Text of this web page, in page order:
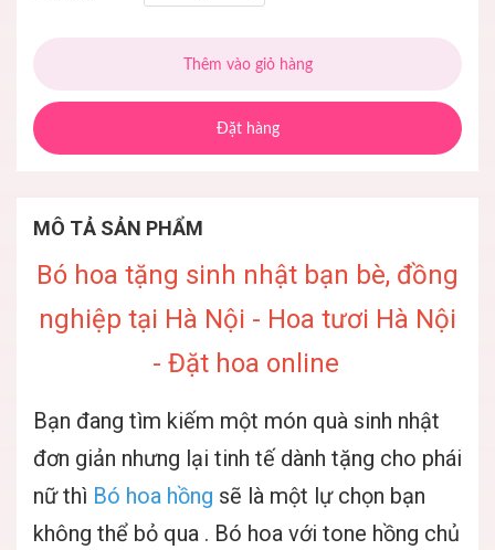
Thêm vào giỏ hàng
Đặt hàng
MÔ TẢ SẢN PHẨM
Bó hoa tặng sinh nhật bạn bè, đồng
nghiệp tại Hà Nội - Hoa tươi Hà Nội
- Đặt hoa online
Bạn đang tìm kiếm một món quà sinh nhật
đơn giản nhưng lại tinh tế dành tặng cho phái
nữ thì Bó hoa hồng sẽ là một lự chọn bạn
không thể bỏ qua . Bó hoa với tone hồng chủ